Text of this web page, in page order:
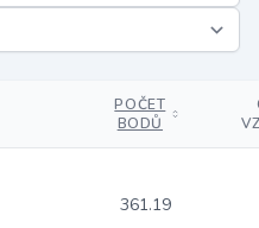
POČET
BODŮ
361.19